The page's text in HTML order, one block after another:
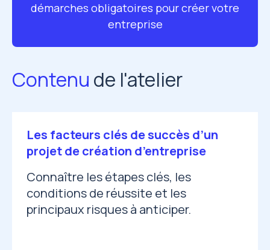
démarches obligatoires pour créer votre
entreprise
Contenu de l'atelier
Les facteurs clés de succès d’un
projet de création d’entreprise
Connaître les étapes clés, les
conditions de réussite et les
principaux risques à anticiper.